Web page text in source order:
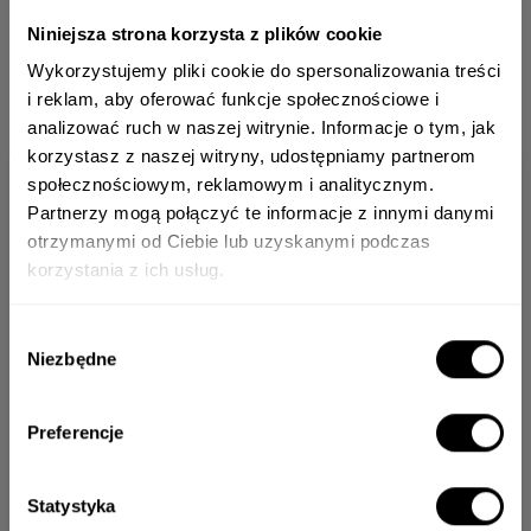
Niniejsza strona korzysta z plików cookie
Wykorzystujemy pliki cookie do spersonalizowania treści
i reklam, aby oferować funkcje społecznościowe i
analizować ruch w naszej witrynie. Informacje o tym, jak
korzystasz z naszej witryny, udostępniamy partnerom
społecznościowym, reklamowym i analitycznym.
Partnerzy mogą połączyć te informacje z innymi danymi
otrzymanymi od Ciebie lub uzyskanymi podczas
korzystania z ich usług.
zgody
Niezbędne
Preferencje
Statystyka
administratora działają na podstawie odpowiednich
z poleceniami administratora.
06
Przekazywanie danych poza
Europejski Obszar Gospodarczy
analitycznych, reklamowych, zarządzania zgodami
poza Europejskim Obszarem Gospodarczym, w
szczególności gdy korzystamy z usług globalnych
Meta.
Newsletter
e-mail informacji o nowościach, promocjach, produktach i usługach